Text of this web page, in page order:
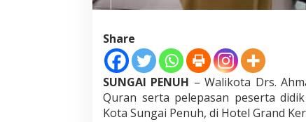
Q
S
I
T
Share
SUNGAI PENUH – Walikota Drs.
Quran serta pelepasan peserta
Kota Sungai Penuh, di Hotel Grand